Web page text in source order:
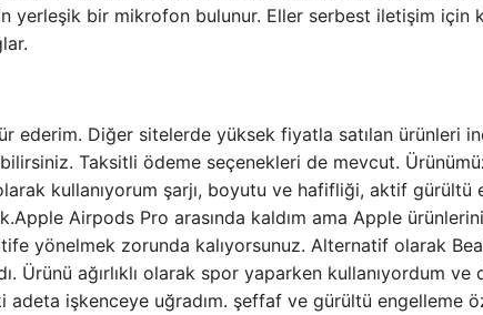
yerleşik bir mikrofon bulunur. Eller serbest iletişim için
ederim. Diğer sitelerde yüksek fiyatla satılan ürünleri
Taksitli ödeme seçenekleri de mevcut.
kullanıyorum şarjı, boyutu ve hafifliği, aktif gürültü
Airpods Pro arasında kaldım ama Apple
yönelmek zorunda kalıyorsunuz. Alternatif olarak
Ürünü ağırlıklı olarak spor yaparken kullanıyordum ve
adeta işkenceye uğradım. şeffaf ve gürültü engelleme